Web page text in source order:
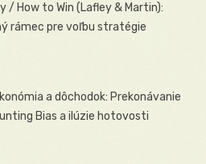
/ How to Win (Lafley & Martin):
rámec pre voľbu stratégie
a dôchodok: Prekonávanie
Bias a ilúzie hotovosti